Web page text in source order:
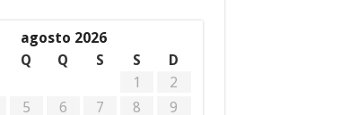
agosto 2026
Q Q S S
D
1
2
5 6 7 8
9